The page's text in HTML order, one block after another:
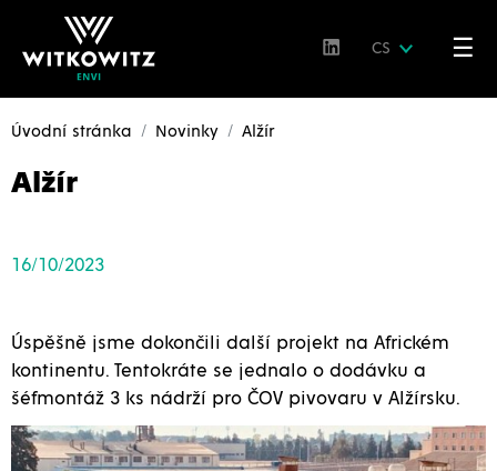
CS ☰
Úvodní stránka Novinky Alžír
Alžír
16/10/2023
Úspěšně jsme dokončili další projekt na Africkém
kontinentu. Tentokráte se jednalo o dodávku a
šéfmontáž 3 ks nádrží pro ČOV pivovaru v Alžírsku.